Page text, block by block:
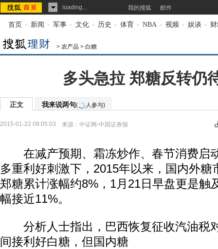
loading... 我的搜狐 邮件
首页 - 新闻 - 军事 - 文化 - 历史 - 体育 - NBA - 视频 - 娱谈 -
> 农产品 > 白糖
多头急拉 郑糖反转仍
正文 我来说两句( 人参与)
2015-01-22 09:05:03 来源： 中证网-中国证券报
在减产预期、霜冻炒作、春节消费启
多重利好刺激下，2015年以来，国内外糖
郑糖累计涨幅约8%，1月21日早盘更是触
幅接近11%。
分析人士指出，巴西恢复征收汽油税
间接利好白糖，但国内糖